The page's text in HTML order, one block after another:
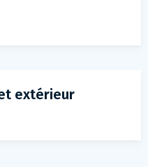
extérieur